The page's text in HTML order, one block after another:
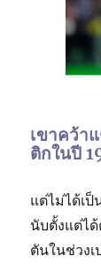
เขาคว้า
ติกในปี
แต่ไม่ได้เ
นับตั้งแต่ไ
ตันในช่วง